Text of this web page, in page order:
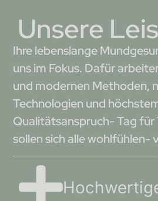
Unsere
Ihre lebenslange
uns im Fokus. Dafür
und modernen Methoden,
Technologien und
Qualitätsanspruch- Tag für
sollen sich alle wohlfühlen-